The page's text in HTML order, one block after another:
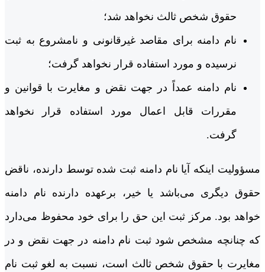
حقوق شخص ثالث نخواهد شد؛
نام‌ دامنه برای مقاصد غیرقانونی و نامشروع به‌‌ ثبت
نرسیده و مورد استفاده قرار نخواهد گرفت؛
نام ‌دامنه عمداً در جهت نقض و مغایرت با قوانین و
مقررات قابل ‌اعمال مورد استفاده قرار نخواهد
گرفت.
مسؤولیت اینکه آیا نام‌ دامنه ثبت‌ شده توسط دارنده، ناقض
حقوق دیگری می‌باشد یا خیر، برعهده دارنده نام ‌دامنه
خواهد بود. مرکز ثبت این حق را برای خود محفوظ می‌دارد
که چنانچه مشخص شود ثبت‌ نام ‌دامنه در جهت نقض و در
مغایرت با حقوق شخص ثالث است، نسبت به لغو ثبت نام‌